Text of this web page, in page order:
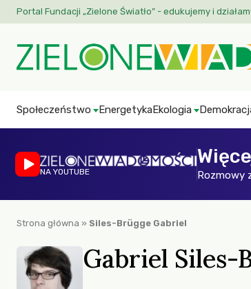
Portal Fundacji „Zielone Światło” - edukujemy i
Społeczeństwo EnergetykaEkologia
NA YOUTUBE Rozmowy
Strona główna » Siles-Brügge Gabriel
Gabriel Siles-